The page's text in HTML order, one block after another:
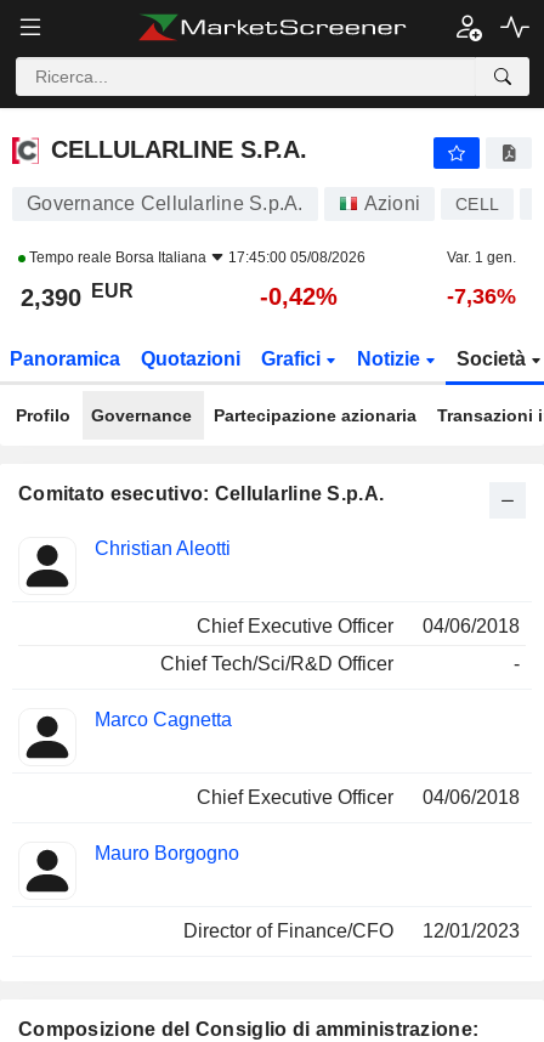
CELLULARLINE S.P.A.
CELLULARLINE S.P.A.
Governance Cellularline S.p.A. Azioni CELL
Tempo reale Borsa Italiana 17:45:00 05/08/2026 Var. 1 gen.
2,390 EUR -0,42% -7,36%
Panoramica Quotazioni Grafici Notizie Società
Profilo Governance Partecipazione azionaria Transazioni
Comitato esecutivo: Cellularline S.p.A.
Manager
Posizioni
Christian Aleotti
Chief Executive Officer
04/06/2018
Chief Tech/Sci/R&D Officer
-
Marco Cagnetta
Chief Executive Officer 04/06/2018
Mauro Borgogno
Director of Finance/CFO 12/01/2023
Composizione del Consiglio di amministrazione: